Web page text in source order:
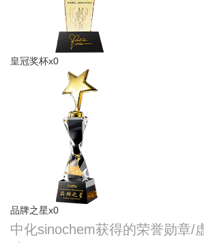
皇冠奖杯x0
品牌之星x0
中化sinochem获得的荣誉勋章/